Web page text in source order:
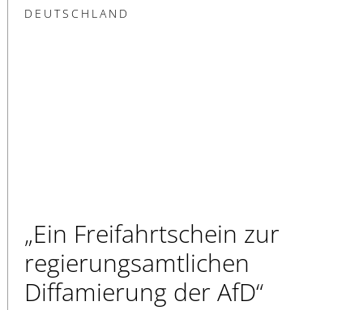
DEUTSCHLAND
„Ein Freifahrtschein zur
regierungsamtlichen
Diffamierung der AfD“